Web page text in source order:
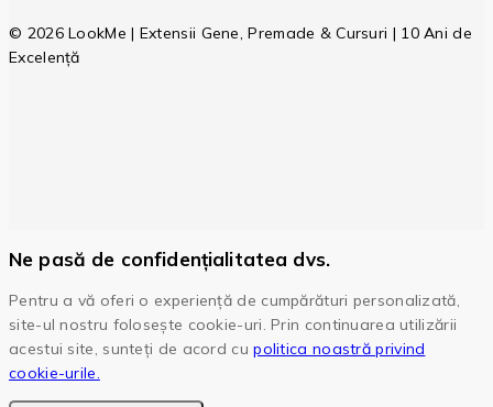
© 2026 LookMe | Extensii Gene, Premade & Cursuri | 10 Ani de
Excelență
Ne pasă de confidențialitatea dvs.
Pentru a vă oferi o experiență de cumpărături personalizată,
site-ul nostru folosește cookie-uri. Prin continuarea utilizării
acestui site, sunteți de acord cupolitica noastră privind
cookie-urile.